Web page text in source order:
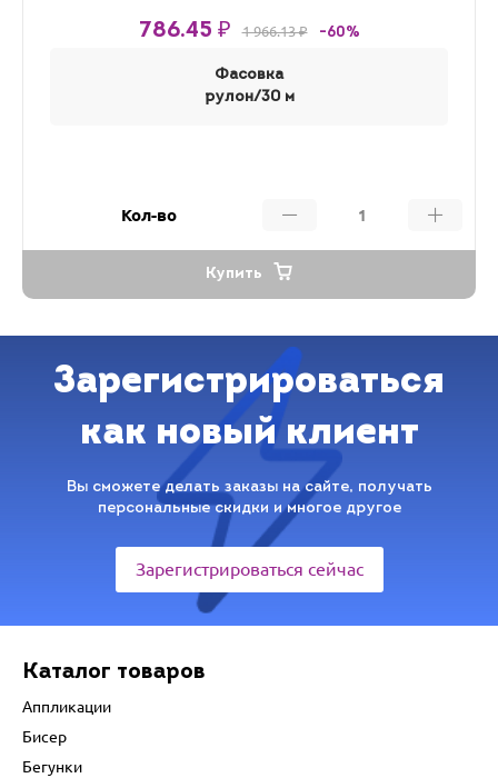
786.45 ₽ 1 966.13 ₽ -60%
Фасовка
рулон/30 м
Кол-во
Купить
Зарегистрироваться
как новый клиент
Вы сможете делать заказы на сайте, получать
персональные скидки и многое другое
Зарегистрироваться сейчас
Каталог товаров
Аппликации
Бисер
Бегунки